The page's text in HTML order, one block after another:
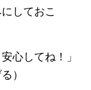
しておこ
心してね！」
）